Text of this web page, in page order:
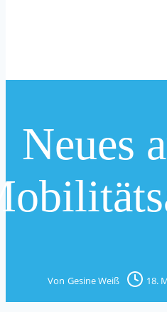
Neues
Von Gesine Weiß 18.